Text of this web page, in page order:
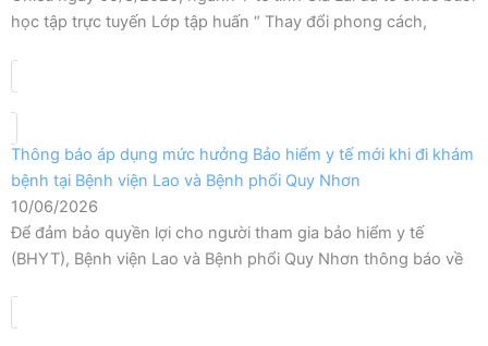
học tập trực tuyến Lớp tập huấn “ Thay đổi phong cách,
Thông báo áp dụng mức hưởng Bảo hiểm y tế mới khi đi khám
bệnh tại Bệnh viện Lao và Bệnh phổi Quy Nhơn
10/06/2026
Để đảm bảo quyền lợi cho người tham gia bảo hiểm y tế
(BHYT), Bệnh viện Lao và Bệnh phổi Quy Nhơn thông báo về